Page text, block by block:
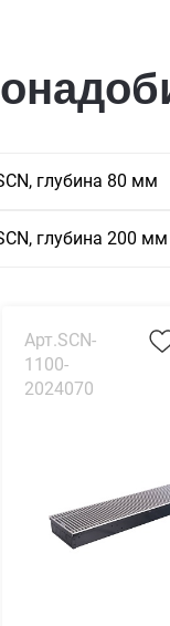
глубина 80 мм
глубина 200 мм
Арт.SCN-
1100-
2024070